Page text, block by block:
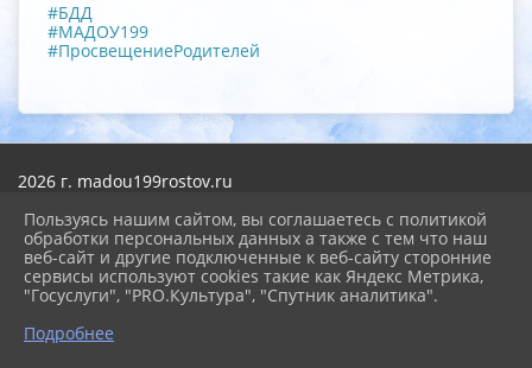
#БДД
#МАДОУ199
#ПросвещениеРодителей
2026 г. madou199rostov.ru
Карта сайта
Политика обработки персональных данных
Сделано на KubCMS
Разработка и поддержка
Пользуясь нашим сайтом, вы соглашаетесь с политикой
обработки персональных данных а также с тем что наш
веб-сайт и другие подключенные к веб-сайту сторонние
сервисы используют cookies такие как Яндекс Метрика,
"Госуслуги", "PRO.Культура", "Спутник аналитика".
Подробнее